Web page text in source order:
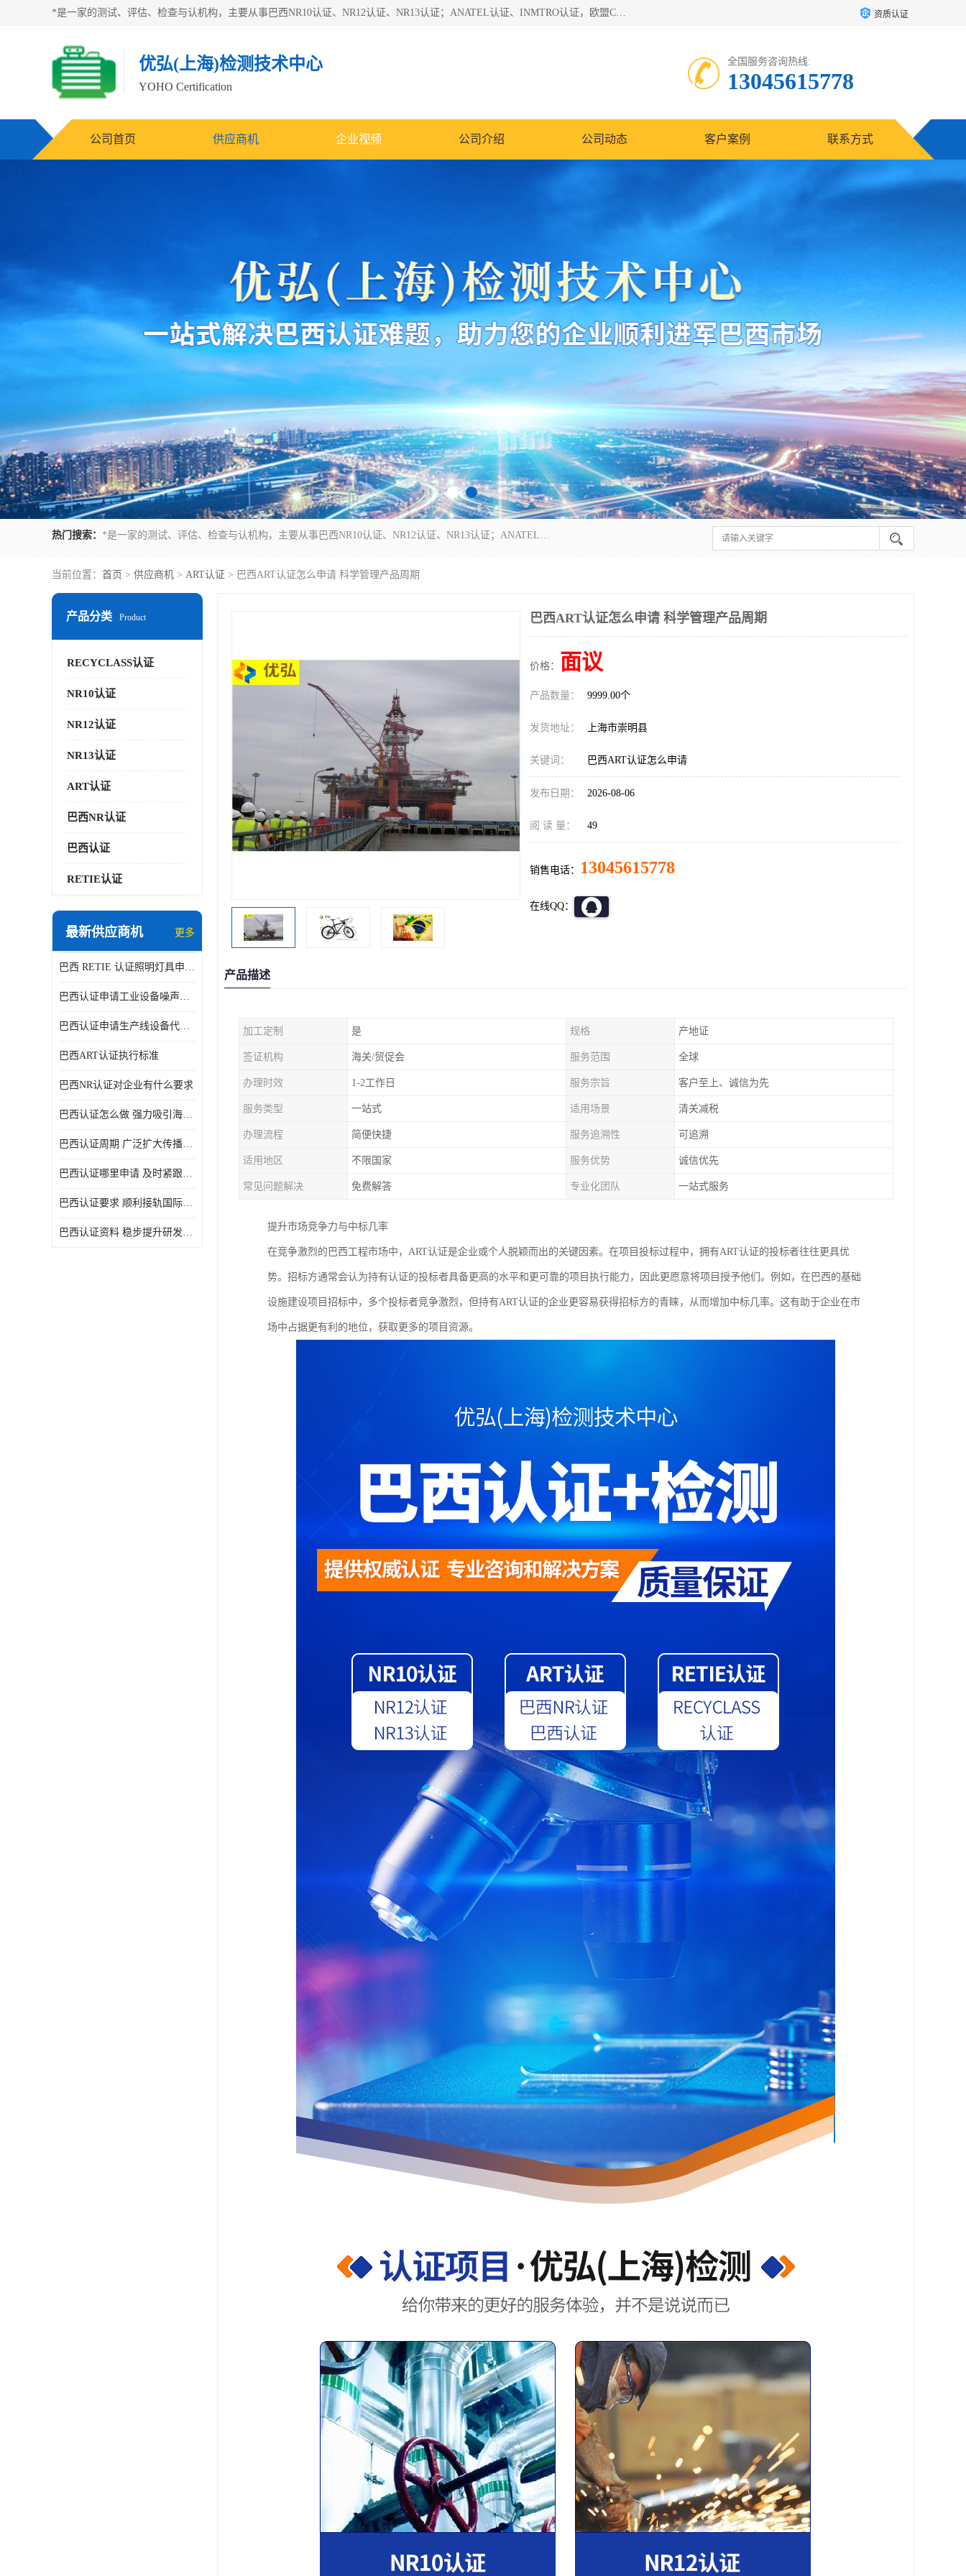
*是一家的测试、评估、检查与认机构，主要从事巴西NR10认证、NR12认证、NR13认证；ANATEL认证、INMTRO认证，欧盟CE认证：MD认证，PED认证，MID认证，ATEX认证，德国蓝色天使认证。 资质认证
优弘(上海)检测技术中心
YOHO Certification
全国服务咨询热线:
13045615778
公司首页 供应商机 企业视频 公司介绍 公司动态 客户案例 联系方式
热门搜索： *是一家的测试、评估、检查与认机构，主要从事巴西NR10认证、NR12认证、NR13认证；ANATEL认证、INMTRO认证，欧盟CE认证：MD认证，PED认证，MID认证，ATEX认证，德国蓝色天使认证。
当前位置： 首页 > 供应商机 > ART认证 > 巴西ART认证怎么申请 科学管理产品周期
产品分类 Product
RECYCLASS认证
NR10认证
NR12认证
NR13认证
ART认证
巴西NR认证
巴西认证
RETIE认证
最新供应商机 更多
巴西 RETIE 认证照明灯具申请 RETIE 认证
巴西认证申请工业设备噪声控制认证规范
巴西认证申请生产线设备代理机构选择
巴西ART认证执行标准
巴西NR认证对企业有什么要求
巴西认证怎么做 强力吸引海外投资
巴西认证周期 广泛扩大传播范围
巴西认证哪里申请 及时紧跟法规变化
巴西认证要求 顺利接轨国际规范
巴西认证资料 稳步提升研发能力
巴西ART认证怎么申请 科学管理产品周期
价格： 面议
产品数量： 9999.00个
发货地址： 上海市崇明县
关键词： 巴西ART认证怎么申请
发布日期： 2026-08-06
阅 读 量： 49
销售电话： 13045615778
在线QQ：
产品描述
加工定制 是 规格 产地证
签证机构 海关/贸促会 服务范围 全球
办理时效 1-2工作日 服务宗旨 客户至上、诚信为先
服务类型 一站式 适用场景 清关减税
办理流程 简便快捷 服务追溯性 可追溯
适用地区 不限国家 服务优势 诚信优先
常见问题解决 免费解答 专业化团队 一站式服务
提升市场竞争力与中标几率
在竞争激烈的巴西工程市场中，ART认证是企业或个人脱颖而出的关键因素。在项目投标过程中，拥有ART认证的投标者往往更具优
势。招标方通常会认为持有认证的投标者具备更高的水平和更可靠的项目执行能力，因此更愿意将项目授予他们。例如，在巴西的基础
设施建设项目招标中，多个投标者竞争激烈，但持有ART认证的企业更容易获得招标方的青睐，从而增加中标几率。这有助于企业在市
场中占据更有利的地位，获取更多的项目资源。